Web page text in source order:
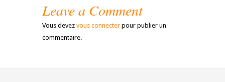
Leave a Comment
Vous devez vous connecter pour publier un
commentaire.